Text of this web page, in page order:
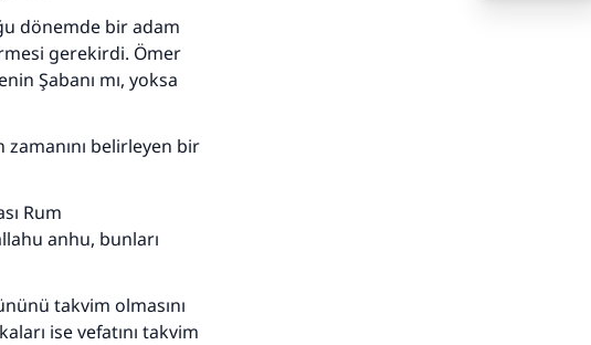
dönemde bir adam
gerekirdi. Ömer
Şabanı mı, yoksa
belirleyen bir
Rum
anhu, bunları
takvim olmasını
ise vefatını takvim